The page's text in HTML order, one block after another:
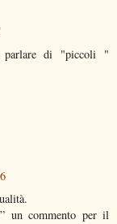
parlare di "piccoli "
un commento per il